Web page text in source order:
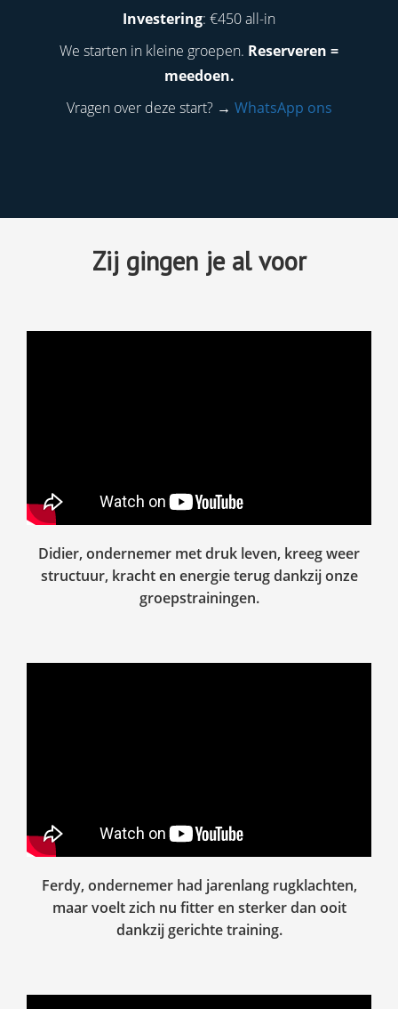
Investering: €450 all-in
We starten in kleine groepen. Reserveren =
meedoen.
Vragen over deze start? → WhatsApp ons
Zij gingen je al voor
Didier, ondernemer met druk leven, kreeg weer
structuur, kracht en energie terug dankzij onze
groepstrainingen.
Ferdy, ondernemer had jarenlang rugklachten,
maar voelt zich nu fitter en sterker dan ooit
dankzij gerichte training.